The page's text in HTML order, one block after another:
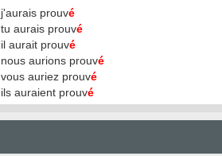
j'aurais prouvé
tu aurais prouvé
il aurait prouvé
nous aurions prouvé
vous auriez prouvé
ils auraient prouvé